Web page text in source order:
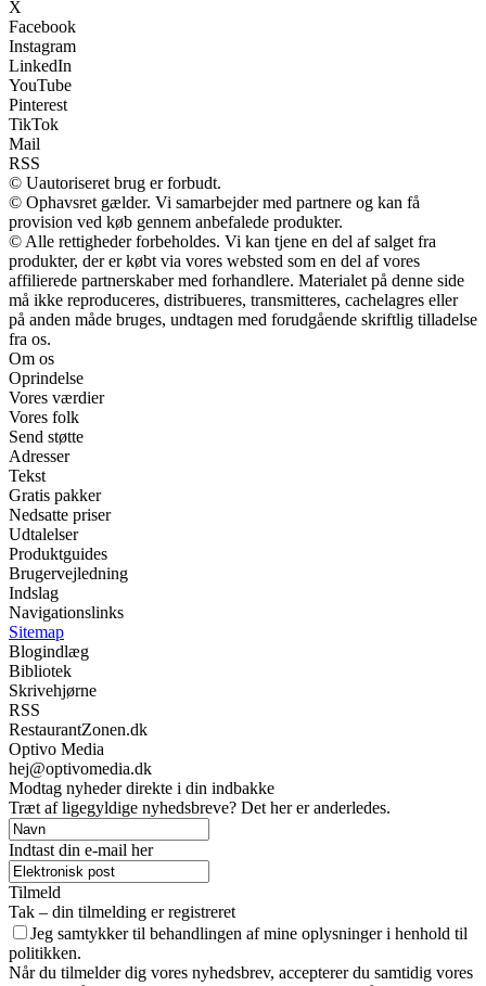
X
Facebook
Instagram
LinkedIn
YouTube
Pinterest
TikTok
Mail
RSS
© Uautoriseret brug er forbudt.
© Ophavsret gælder. Vi samarbejder med partnere og kan få
provision ved køb gennem anbefalede produkter.
© Alle rettigheder forbeholdes. Vi kan tjene en del af salget fra
produkter, der er købt via vores websted som en del af vores
affilierede partnerskaber med forhandlere. Materialet på denne side
må ikke reproduceres, distribueres, transmitteres, cachelagres eller
på anden måde bruges, undtagen med forudgående skriftlig tilladelse
fra os.
Om os
Oprindelse
Vores værdier
Vores folk
Send støtte
Adresser
Tekst
Gratis pakker
Nedsatte priser
Udtalelser
Produktguides
Brugervejledning
Indslag
Navigationslinks
Sitemap
Blogindlæg
Bibliotek
Skrivehjørne
RSS
RestaurantZonen.dk
Optivo Media
hej@optivomedia.dk
Modtag nyheder direkte i din indbakke
Træt af ligegyldige nyhedsbreve? Det her er anderledes.
Indtast din e-mail her
Tilmeld
Tak – din tilmelding er registreret
Jeg samtykker til behandlingen af mine oplysninger i henhold til
politikken.
Når du tilmelder dig vores nyhedsbrev, accepterer du samtidig vores